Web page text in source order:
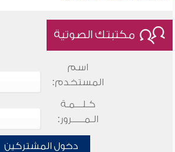
مكتبتك الصوتية
اسم
المستخدم:
كـلـــمـة
الـمـــــرور:
دخول المشتركين